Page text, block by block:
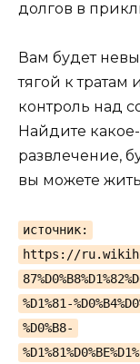
долгов в
Вам будет
тягой к тратам
контроль над
Найдите
развлечение,
вы можете
источник:
https://
%D1%81-
%D0%B8-